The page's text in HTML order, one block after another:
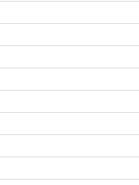
This content is not permitted to load due
visitor. The website owner needs to setup
to the list of technologies used.